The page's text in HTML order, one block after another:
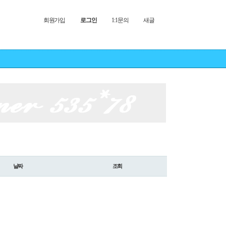
회원가입 로그인 1:1문의 새글
날짜 조회